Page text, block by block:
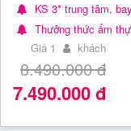
KS 3* trung tâm,
Thưởng thức ẩm
Giá 1
khách
8.490.000đ
7.490.000đ